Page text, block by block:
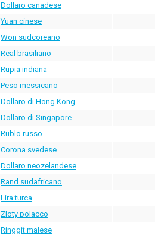
Dollaro canadese
Yuan cinese
Won sudcoreano
Real brasiliano
Rupia indiana
Peso messicano
Dollaro di Hong Kong
Dollaro di Singapore
Rublo russo
Corona svedese
Dollaro neozelandese
Rand sudafricano
Lira turca
Zloty polacco
Ringgit malese